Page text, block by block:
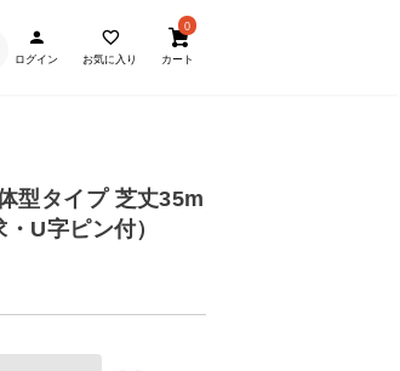
ログイン お気に入り
0
カート
型タイプ 芝丈35m
U字ピン付）